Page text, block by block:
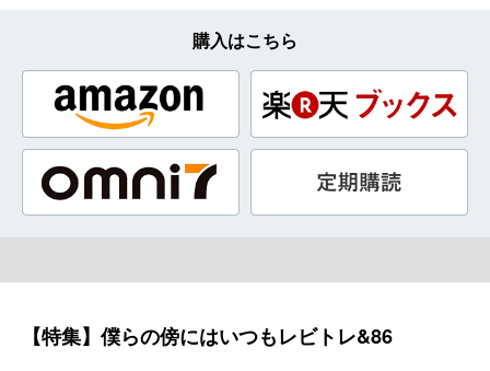
購入はこちら
【特集】僕らの傍にはいつもレビトレ&86